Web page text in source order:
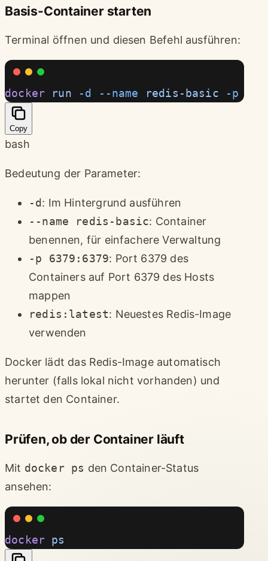
Basis-Container starten
Terminal öffnen und diesen Befehl ausführen:
docker run -d --name redis-basic -p
Copy
bash
Bedeutung der Parameter:
-d: Im Hintergrund ausführen
--name redis-basic: Container
benennen, für einfachere Verwaltung
-p 6379:6379: Port 6379 des
Containers auf Port 6379 des Hosts
mappen
redis:latest: Neuestes Redis-Image
verwenden
Docker lädt das Redis-Image automatisch
herunter (falls lokal nicht vorhanden) und
startet den Container.
Prüfen, ob der Container läuft
Mit docker ps den Container-Status
ansehen:
docker ps